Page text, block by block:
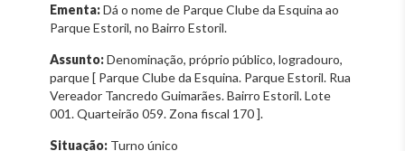
Ementa:Dá o nome de Parque Clube da Esquina ao
Parque Estoril, no Bairro Estoril.
Assunto:Denominação, próprio público, logradouro,
parque [ Parque Clube da Esquina. Parque Estoril. Rua
Vereador Tancredo Guimarães. Bairro Estoril. Lote
001. Quarteirão 059. Zona fiscal 170 ].
Situação: Turno único